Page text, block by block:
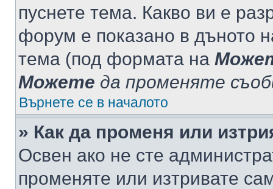
пуснете тема. Какво ви е
форум е показано в дъното
тема (под формата на
Можете да променяте
Върнете се в началото
» Как да променя или
Освен ако не сте
променяте или изтривате